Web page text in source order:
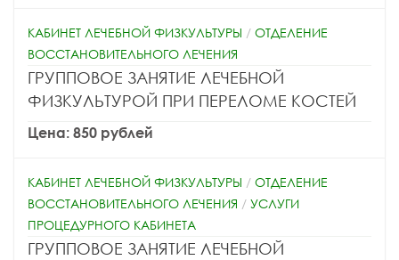
КАБИНЕТ ЛЕЧЕБНОЙ ФИЗКУЛЬТУРЫ / ОТДЕЛЕНИЕ
ВОССТАНОВИТЕЛЬНОГО ЛЕЧЕНИЯ
ГРУППОВОЕ ЗАНЯТИЕ ЛЕЧЕБНОЙ
ФИЗКУЛЬТУРОЙ ПРИ ПЕРЕЛОМЕ КОСТЕЙ
Цена: 850 рублей
КАБИНЕТ ЛЕЧЕБНОЙ ФИЗКУЛЬТУРЫ / ОТДЕЛЕНИЕ
ВОССТАНОВИТЕЛЬНОГО ЛЕЧЕНИЯ / УСЛУГИ
ПРОЦЕДУРНОГО КАБИНЕТА
ГРУППОВОЕ ЗАНЯТИЕ ЛЕЧЕБНОЙ